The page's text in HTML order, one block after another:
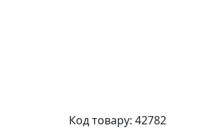
Код товару: 42782